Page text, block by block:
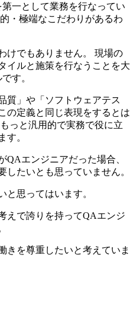
一として業務を行なってい
・極端なこだわりがあるわ
けでもありません。 現場の
イルと施策を行なうことを大
す。
質」や「ソフトウェアテス
の定義と同じ表現をするとは
っと汎用的で実務で役に立
す。
QAエンジニアだった場合、
したいとも思っていません。
と思ってはいます。
えで誇りを持ってQAエンジ
きを尊重したいと考えていま